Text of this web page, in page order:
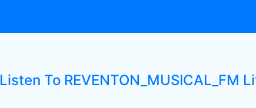
Listen To REVENTON_MUSICAL_FM